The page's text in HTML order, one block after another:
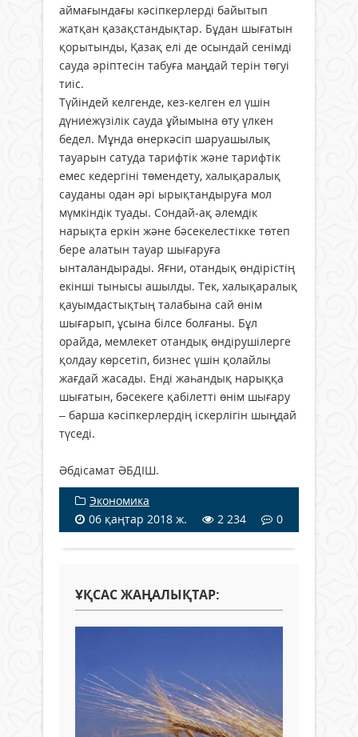
аймағындағы кәсіпкерлерді байытып
жатқан қазақстандықтар. Бұдан шығатын
қорытынды, Қазақ елі де осындай сенімді
сауда әріптесін табуға маңдай терін төгуі
тиіс.
Түйіндей келгенде, кез-келген ел үшін
дүниежүзілік сауда ұйымына өту үлкен
бедел. Мұнда өнеркәсіп шаруашылық
тауарын сатуда тарифтік және тарифтік
емес кедергіні төмендету, халықаралық
сауданы одан әрі ырықтандыруға мол
мүмкіндік туады. Сондай-ақ әлемдік
нарықта еркін және бәсекелестікке төтеп
бере алатын тауар шығаруға
ынталандырады. Яғни, отандық өндірістің
екінші тынысы ашылды. Тек, халықаралық
қауымдастықтың талабына сай өнім
шығарып, ұсына білсе болғаны. Бұл
орайда, мемлекет отандық өндірушілерге
қолдау көрсетіп, бизнес үшін қолайлы
жағдай жасады. Енді жаһандық нарыққа
шығатын, бәсекеге қабілетті өнім шығару
– барша кәсіпкерлердің іскерлігін шыңдай
түседі.
Әбдісамат ӘБДІШ.
Экономика
06 қаңтар 2018 ж.
2 234 0
ҰҚСАС ЖАҢАЛЫҚТАР: